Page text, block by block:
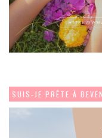
SUIS-JE PRÊTE À